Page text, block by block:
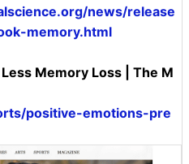
news/release
memory.html
Memory Loss | The M
positive-emotions-pre